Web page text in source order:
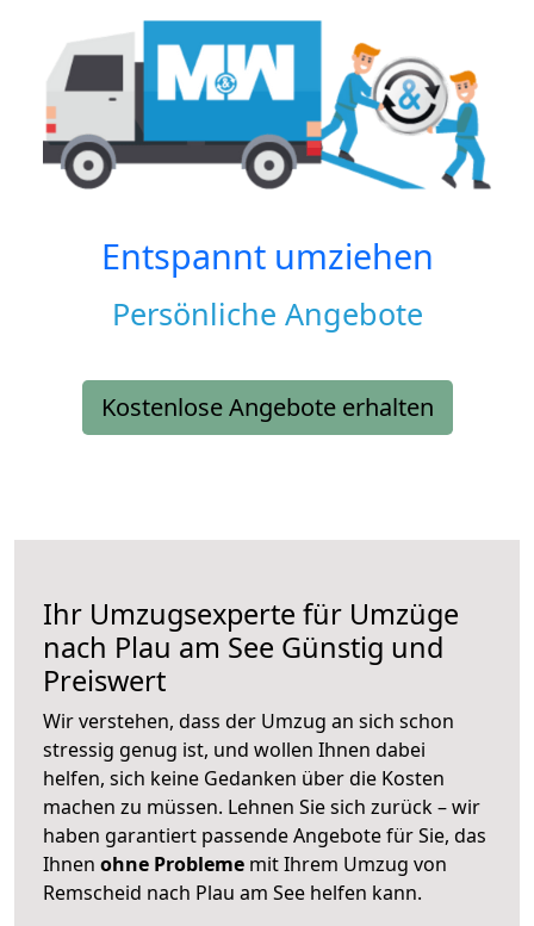
Entspannt umziehen
Persönliche Angebote
Kostenlose Angebote erhalten
Ihr Umzugsexperte für Umzüge
nach Plau am See Günstig und
Preiswert
Wir verstehen, dass der Umzug an sich schon
stressig genug ist, und wollen Ihnen dabei
helfen, sich keine Gedanken über die Kosten
machen zu müssen. Lehnen Sie sich zurück – wir
haben garantiert passende Angebote für Sie, das
Ihnen ohne Probleme mit Ihrem Umzug von
Remscheid nach Plau am See helfen kann.